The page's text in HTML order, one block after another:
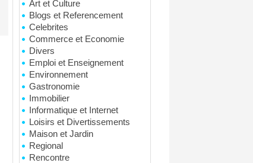
Art et Culture
Blogs et Referencement
Celebrites
Commerce et Economie
Divers
Emploi et Enseignement
Environnement
Gastronomie
Immobilier
Informatique et Internet
Loisirs et Divertissements
Maison et Jardin
Regional
Rencontre